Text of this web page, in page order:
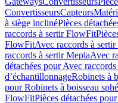
ConvertisseursCapteurs
à siège inclinéPièces
raccords à sertir FlowFit
FlowFitAvec raccords à
raccords à sertir MeplaAvec
détachées pour Avec
d’échantillonnageRobinets à
pour Robinets à boisseau
FlowFitPièces détachées